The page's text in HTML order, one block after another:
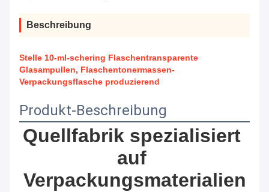
Beschreibung
Stelle 10-ml-schering Flaschentransparente
Glasampullen, Flaschentonermassen-
Verpackungsflasche produzierend
Produkt-Beschreibung
Quellfabrik spezialisiert
auf
Verpackungsmaterialien